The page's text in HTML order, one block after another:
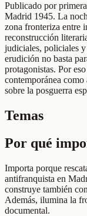
Publicado por
Madrid 1945. La
zona fronteriza entre
reconstrucción
judiciales, policiales y
erudición no basta
protagonistas. Por
contemporánea como
sobre la posguerra
Temas
Por qué
Importa porque
antifranquista en
construye también
Además, ilumina la
documental.